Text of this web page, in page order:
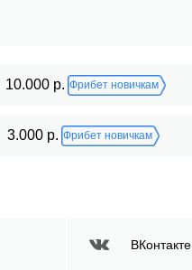
10.000 р. Фрибет новичкам
3.000 р. Фрибет новичкам
ВКонтакте